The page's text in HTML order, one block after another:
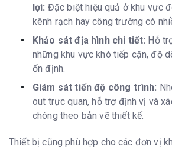
lợi: Đặc biệt hiệu quả ở khu vực
kênh rạch hay công trường có
Khảo sát địa hình chi tiết: Hỗ
những khu vực khó tiếp cận, độ
ổn định.
Giám sát tiến độ công trình:
out trực quan, hỗ trợ định vị và
chóng theo bản vẽ thiết kế.
Thiết bị cũng phù hợp cho các đơn vị